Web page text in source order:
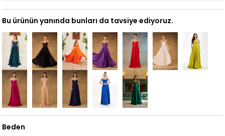
Bu ürünün yanında bunları da tavsiye ediyoruz.
Beden